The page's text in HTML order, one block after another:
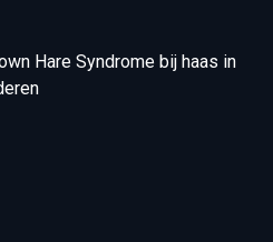
Hare Syndrome bij haas in